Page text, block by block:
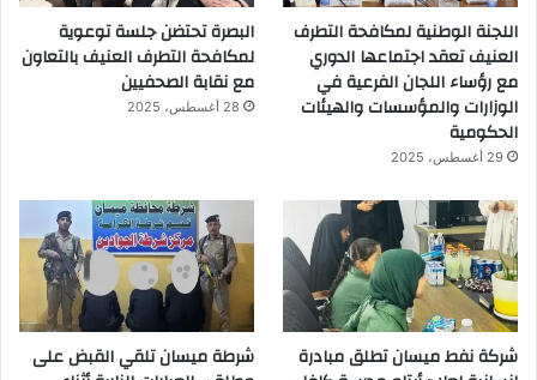
اللجنة الوطنية لمكافحة التطرف
العنيف تعقد اجتماعها الدوري
مع رؤساء اللجان الفرعية في
الوزارات والمؤسسات والهيئات
الحكومية
29 أغسطس، 2025
البصرة تحتضن جلسة توعوية
لمكافحة التطرف العنيف بالتعاون
مع نقابة الصحفيين
28 أغسطس، 2025
شركة نفط ميسان تطلق مبادرة
شرطة ميسان تلقي القبض على